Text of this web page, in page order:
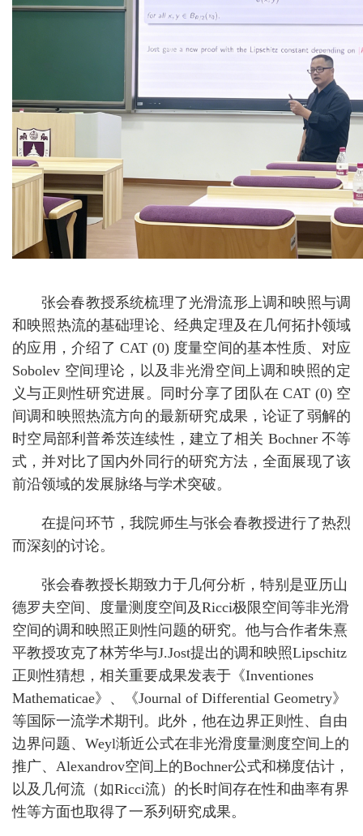
张会春教授系统梳理了光滑流形上调和映照与调
和映照热流的基础理论、经典定理及在几何拓扑领域
的应用，介绍了 CAT (0) 度量空间的基本性质、对应
Sobolev 空间理论，以及非光滑空间上调和映照的定
义与正则性研究进展。同时分享了团队在CAT (0) 空
间调和映照热流方向的最新研究成果，论证了弱解的
时空局部利普希茨连续性，建立了相关 Bochner 不等
式，并对比了国内外同行的研究方法，全面展现了该
前沿领域的发展脉络与学术突破。
在提问环节，我院师生与张会春教授进行了热烈
而深刻的讨论。
张会春教授长期致力于几何分析，特别是亚历山
德罗夫空间、度量测度空间及Ricci极限空间等非光滑
空间的调和映照正则性问题的研究。他与合作者朱熹
平教授攻克了林芳华与J.Jost提出的调和映照Lipschitz
正则性猜想 ，相关重要成果发表于《Inventiones
Mathematicae》、《Journal of Differential Geometry》
等国际一流学术期刊。此外，他在边界正则性、自由
边界问题、 Weyl渐近公式在非光滑度量测度空间上的
推广、 Alexandrov空间上的Bochner公式和梯度估计，
以及几何流（如Ricci流）的长时间存在性和曲率有界
性等方面也取得了一系列研究成果。